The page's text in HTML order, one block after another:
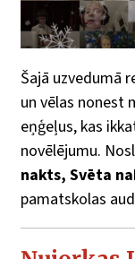
Šajā uzvedumā
un vēlas nonest
eņģeļus, kas
novēlējumu.
nakts, Svēta
pamatskolas